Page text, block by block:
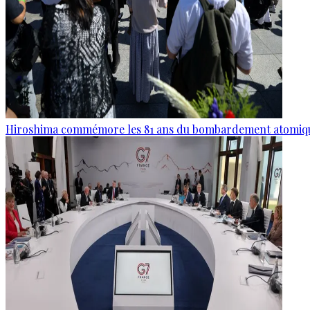
Hiroshima commémore les 81 ans du bombardement